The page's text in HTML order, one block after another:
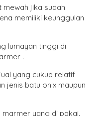
mewah jika sudah
memiliki keunggulan
lumayan tinggi di
.
yang cukup relatif
jenis batu onix maupun
yang di pakai.